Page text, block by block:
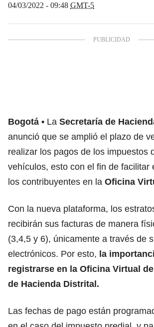
04/03/2022 - 09:48 GMT-5
Bogotá La Secretaría de
anunció que se amplió el plazo de
realizar los pagos de los impuestos
vehículos, esto con el fin de facilitar
los contribuyentes en la Oficina
Con la nueva plataforma, los
recibirán sus facturas de manera
(3,4,5 y 6), únicamente a través de
electrónicos. Por esto, la
registrarse en la Oficina Virtual
de Hacienda Distrital.
Las fechas de pago están